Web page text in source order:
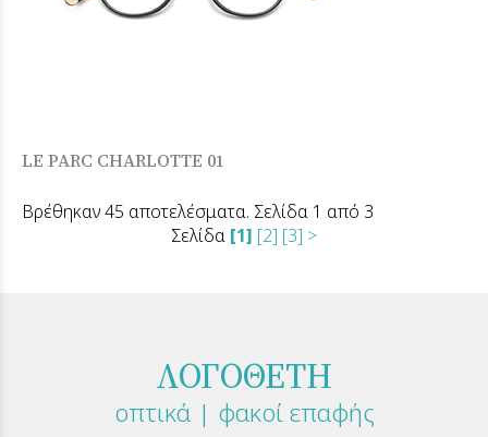
LE PARC CHARLOTTE 01
Βρέθηκαν 45 αποτελέσματα. Σελίδα 1 από 3
Σελίδα [1] [2] [3] >
ΛΟΓΟΘΕΤΗ
οπτικά | φακοί επαφής